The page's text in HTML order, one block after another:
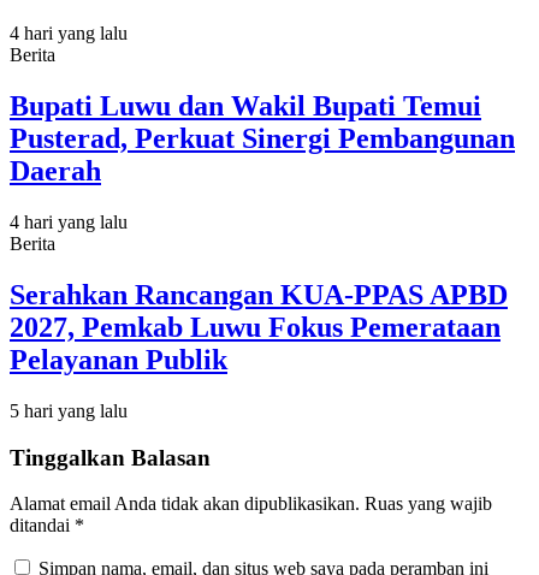
4 hari yang lalu
Berita
Bupati Luwu dan Wakil Bupati Temui
Pusterad, Perkuat Sinergi Pembangunan
Daerah
4 hari yang lalu
Berita
Serahkan Rancangan KUA-PPAS APBD
2027, Pemkab Luwu Fokus Pemerataan
Pelayanan Publik
5 hari yang lalu
Tinggalkan Balasan
Alamat email Anda tidak akan dipublikasikan. Ruas yang wajib
ditandai *
Simpan nama, email, dan situs web saya pada peramban ini